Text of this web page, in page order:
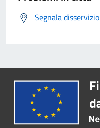
Segnala disservizio